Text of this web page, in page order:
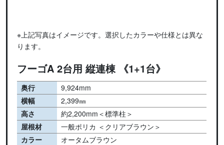
※上記写真はイメージです。選択したカラーや仕様とは異な
ります。
フーゴA 2台用 縦連棟 《1+1台》
奥行
9,924mm
横幅
2,399㎜
高さ
約2,200mm＜標準柱＞
屋根材
一般ポリカ ＜クリアブラウン＞
カラー
オータムブラウン